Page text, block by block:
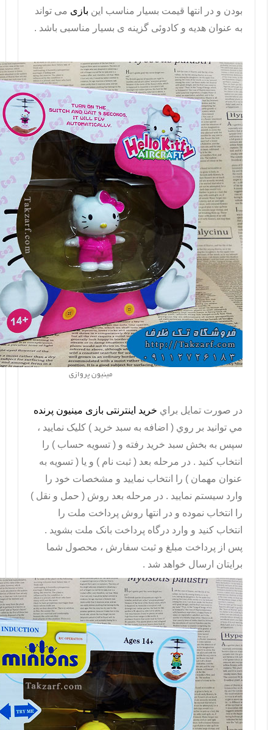
بودن و در انتها قیمت بسیار مناسب این بازی می تواند
به عنوان هدیه و کادوئی گزینه ی بسیار مناسبی باشد .
مینیون پروازی
در صورت تمايل براي خريد اینترنتی بازی مینیون پرنده
مي توانيد بر روي ( اضافه به سبد خريد ) کليک نماييد ،
سپس به بخش سبد خريد رفته و ( تسويه حساب ) را
انتخاب کنيد . در مرحله بعد ( ثبت نام ) و يا ( تسويه به
عنوان مهمان ) را انتخاب نماييد و مشخصات خود را
وارد سيستم نماييد . در مرحله بعد روش ( حمل و نقل )
را انتخاب نموده و در انتها روش پرداخت ملت را
انتخاب کنيد و وارد درگاه پرداخت بانک ملت بشويد .
پس از پرداخت مبلغ و ثبت سفارش ، محصول شما
برايتان ارسال خواهد شد .